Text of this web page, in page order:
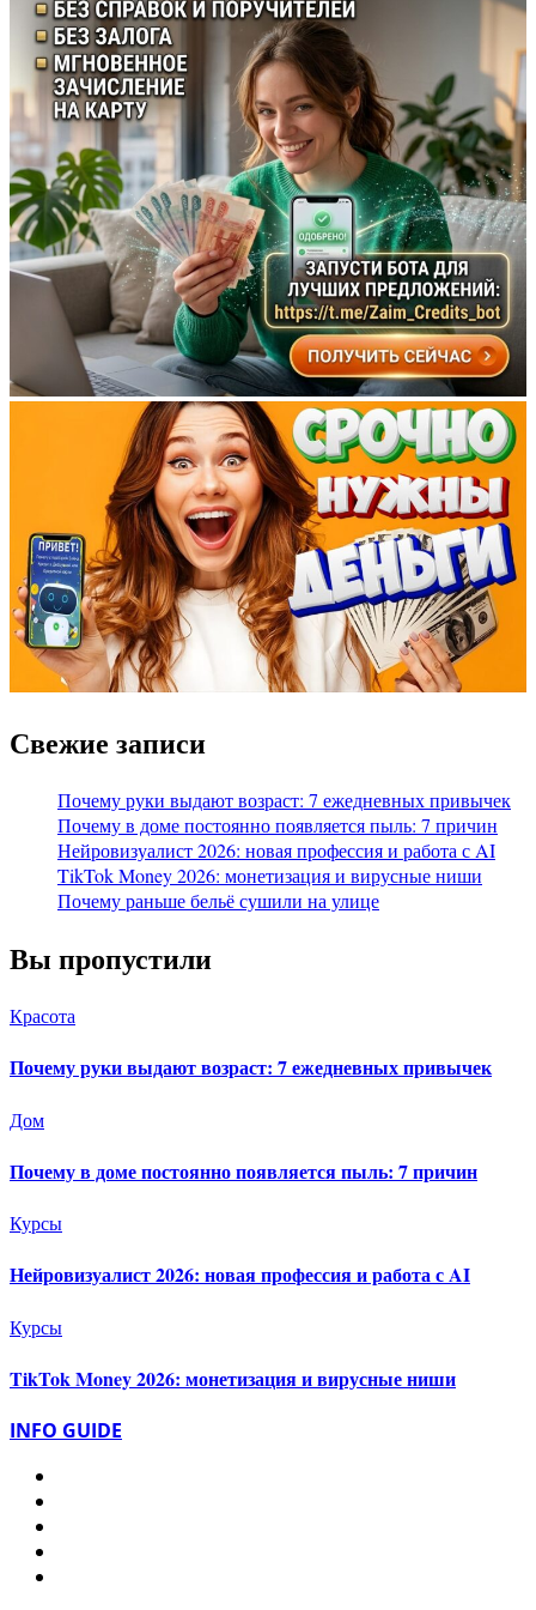
Свежие записи
Почему руки выдают возраст: 7 ежедневных привычек
Почему в доме постоянно появляется пыль: 7 причин
Нейровизуалист 2026: новая профессия и работа с AI
TikTok Money 2026: монетизация и вирусные ниши
Почему раньше бельё сушили на улице
Вы пропустили
Красота
Почему руки выдают возраст: 7 ежедневных привычек
Дом
Почему в доме постоянно появляется пыль: 7 причин
Курсы
Нейровизуалист 2026: новая профессия и работа с AI
Курсы
TikTok Money 2026: монетизация и вирусные ниши
INFO GUIDE